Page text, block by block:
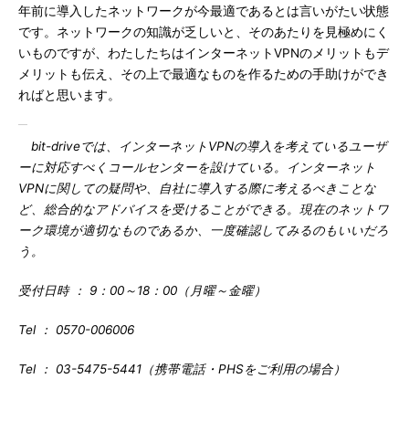
年前に導入したネットワークが今最適であるとは言いがたい状態
です。ネットワークの知識が乏しいと、そのあたりを見極めにく
いものですが、わたしたちはインターネットVPNのメリットもデ
メリットも伝え、その上で最適なものを作るための手助けができ
ればと思います。
bit-driveでは、インターネットVPNの導入を考えているユーザ
ーに対応すべくコールセンターを設けている。インターネット
VPNに関しての疑問や、自社に導入する際に考えるべきことな
ど、総合的なアドバイスを受けることができる。現在のネットワ
ーク環境が適切なものであるか、一度確認してみるのもいいだろ
う。
受付日時 ： 9：00～18：00（月曜～金曜）
Tel ： 0570-006006
Tel ： 03-5475-5441（携帯電話・PHSをご利用の場合）